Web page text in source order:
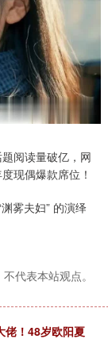
阅读量破亿，网
现偶爆款席位！
雾夫妇” 的演绎
代表本站观点。
佬！48岁欧阳夏